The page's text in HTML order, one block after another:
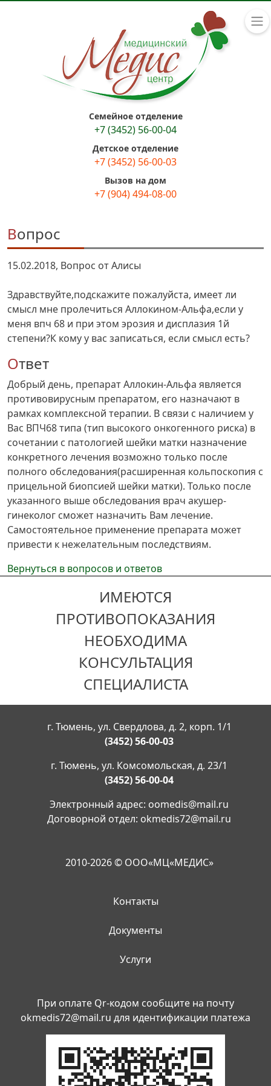
Семейное отделение
+7 (3452) 56-00-04
Детское отделение
+7 (3452) 56-00-03
Вызов на дом
+7 (904) 494-08-00
Вопрос
15.02.2018, Вопрос от Алисы
Здравствуйте,подскажите пожалуйста, имеет ли
смысл мне пролечиться Аллокином-Альфа,если у
меня впч 68 и при этом эрозия и дисплазия 1й
степени?К кому у вас записаться, если смысл есть?
Ответ
Добрый день, препарат Аллокин-Альфа является
противовирусным препаратом, его назначают в
рамках комплексной терапии. В связи с наличием у
Вас ВПЧ68 типа (тип высокого онкогенного риска) в
сочетании с патологией шейки матки назначение
конкретного лечения возможно только после
полного обследования(расширенная кольпоскопия с
прицельной биопсией шейки матки). Только после
указанного выше обследования врач акушер-
гинеколог сможет назначить Вам лечение.
Самостоятельное применение препарата может
привести к нежелательным последствиям.
Вернуться в вопросов и ответов
ИМЕЮТСЯ
ПРОТИВОПОКАЗАНИЯ
НЕОБХОДИМА
КОНСУЛЬТАЦИЯ
СПЕЦИАЛИСТА
г. Тюмень, ул. Свердлова, д. 2, корп. 1/1
(3452) 56-00-03
г. Тюмень, ул. Комсомольская, д. 23/1
(3452) 56-00-04
Электронный адрес: oomedis@mail.ru
Договорной отдел: okmedis72@mail.ru
2010-2026 © ООО«МЦ«МЕДИС»
Контакты
Документы
Услуги
При оплате Qr-кодом сообщите на почту
okmedis72@mail.ru для идентификации платежа